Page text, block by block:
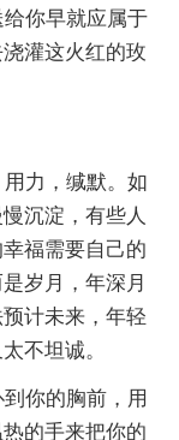
你早就应属于
灌这火红的玫
力，缄默。如
沉淀，有些人
福需要自己的
岁月，年深月
计未来，年轻
不坦诚。
你的胸前，用
的手来把你的